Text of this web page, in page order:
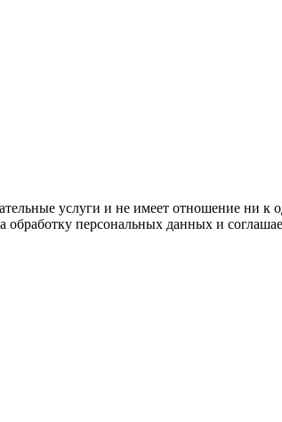
услуги и не имеет отношение ни
персональных данных и